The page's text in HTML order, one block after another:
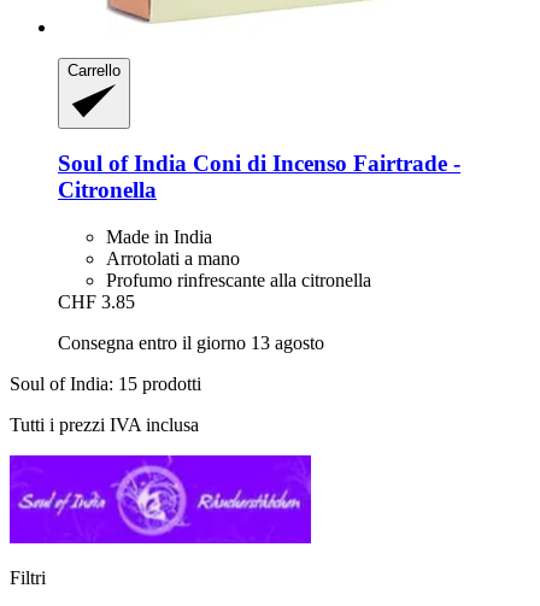
Carrello
Soul of India Coni di Incenso Fairtrade -​
Citronella
Made in India
Arrotolati a mano
Profumo rinfrescante alla citronella
CHF 3.85
Consegna entro il giorno 13 agosto
Soul of India: 15 prodotti
Tutti i prezzi IVA inclusa
Filtri